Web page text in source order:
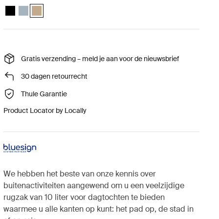
Thule AllTrail Hydration Pack 10L Zwart
Thule AllTrail Hydration Pack 10L Vijverblauw
Thule AllTrail Hydration Pack 10L vervagende kaki (selected)
Gratis verzending – meld je aan voor de nieuwsbrief
30 dagen retourrecht
Thule Garantie
Product Locator by Locally
We hebben het beste van onze kennis over
buitenactiviteiten aangewend om u een veelzijdige
rugzak van 10 liter voor dagtochten te bieden
waarmee u alle kanten op kunt: het pad op, de stad in